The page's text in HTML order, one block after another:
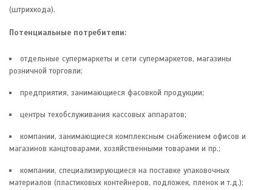
(штрихкода).
Потенциальные потребители:
отдельные супермаркеты и сети супермаркетов, магазины
розничной торговли;
предприятия, занимающиеся фасовкой продукции;
центры техобслуживания кассовых аппаратов;
компании, занимающиеся комплексным снабжением офисов и
магазинов канцтоварами, хозяйственными товарами и пр.;
компании, специализирующиеся на поставке упаковочных
материалов (пластиковых контейнеров, подложек, пленок и т.д.);